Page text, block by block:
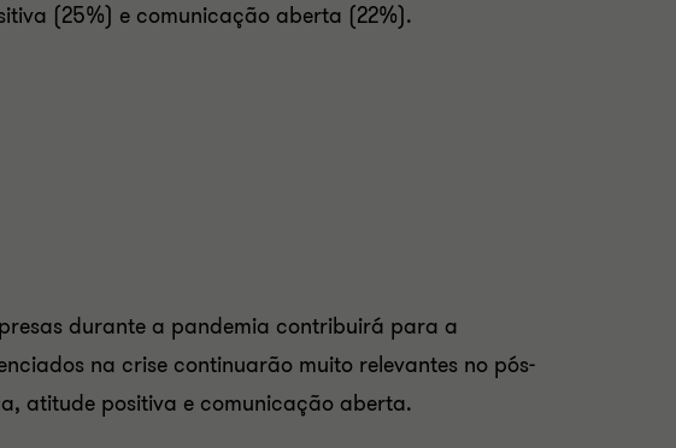
(25%) e comunicação aberta (22%).
durante a pandemia contribuirá para a
na crise continuarão muito relevantes no pós-
atitude positiva e comunicação aberta.